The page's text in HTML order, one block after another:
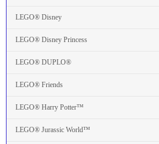
LEGO® Disney
LEGO® Disney Princess
LEGO® DUPLO®
LEGO® Friends
LEGO® Harry Potter™
LEGO® Jurassic World™